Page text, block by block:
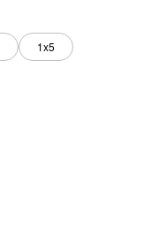
1x5